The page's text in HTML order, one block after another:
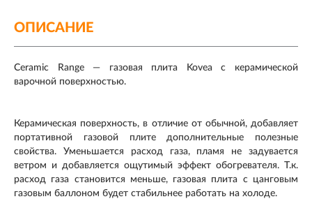
ОПИСАНИЕ
Ceramic Range — газовая плита Kovea с керамической
варочной поверхностью.
Керамическая поверхность, в отличие от обычной, добавляет
портативной газовой плите дополнительные полезные
свойства. Уменьшается расход газа, пламя не задувается
ветром и добавляется ощутимый эффект обогревателя. Т.к.
расход газа становится меньше, газовая плита с цанговым
газовым баллоном будет стабильнее работать на холоде.